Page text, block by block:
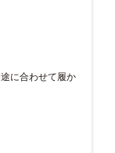
に合わせて履か